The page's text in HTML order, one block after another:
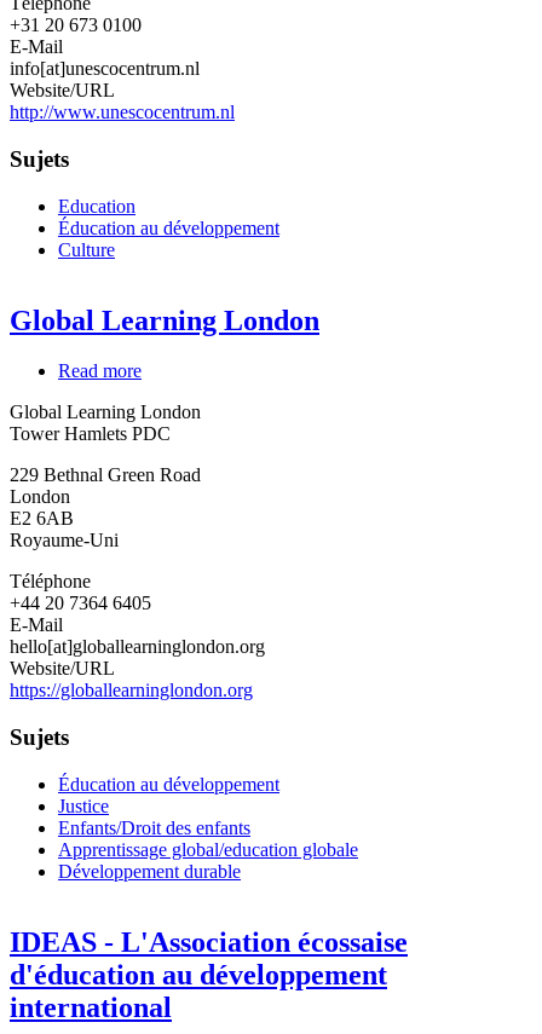
+31 20 673 0100
E-Mail
info[at]unescocentrum.nl
Website/URL
http://www.unescocentrum.nl
Sujets
Education
Éducation au développement
Culture
Global Learning London
Read more
Learning
London
Global Learning London
Tower Hamlets PDC
229 Bethnal Green Road
London
E2 6AB
Royaume-Uni
Téléphone
+44 20 7364 6405
E-Mail
hello[at]globallearninglondon.org
Website/URL
https://globallearninglondon.org
Sujets
Éducation au développement
Justice
Enfants/Droit des enfants
Apprentissage global/education globale
Développement durable
IDEAS - L'Association écossaise
d'éducation au développement
international